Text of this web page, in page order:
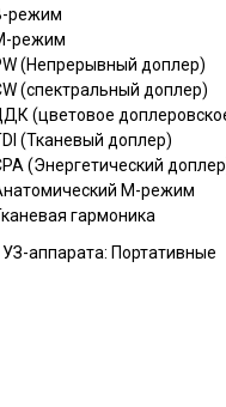
режим
режим
(Непрерывный доплер)
(спектральный доплер)
(цветовое
(Тканевый доплер)
(Энергетический
M-режим
гармоника
аппарата: Портативные